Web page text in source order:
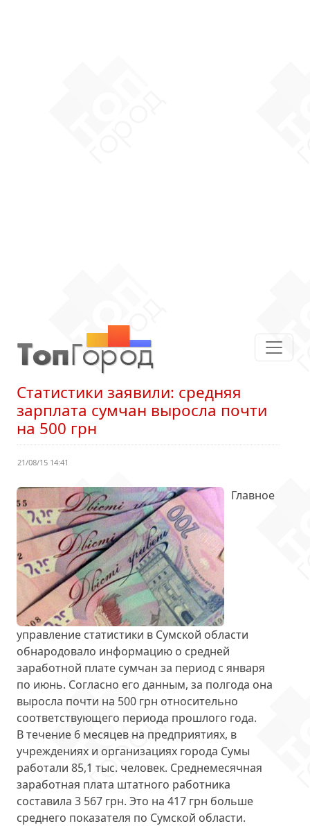
Статистики заявили: средняя
зарплата сумчан выросла почти
на 500 грн
21/08/15 14:41
Главное
управление статистики в Сумской области
обнародовало информацию о средней
заработной плате сумчан за период с января
по июнь. Согласно его данным, за полгода она
выросла почти на 500 грн относительно
соответствующего периода прошлого года.
В течение 6 месяцев на предприятиях, в
учреждениях и организациях города Сумы
работали 85,1 тыс. человек. Среднемесячная
заработная плата штатного работника
составила 3 567 грн. Это на 417 грн больше
среднего показателя по Сумской области.